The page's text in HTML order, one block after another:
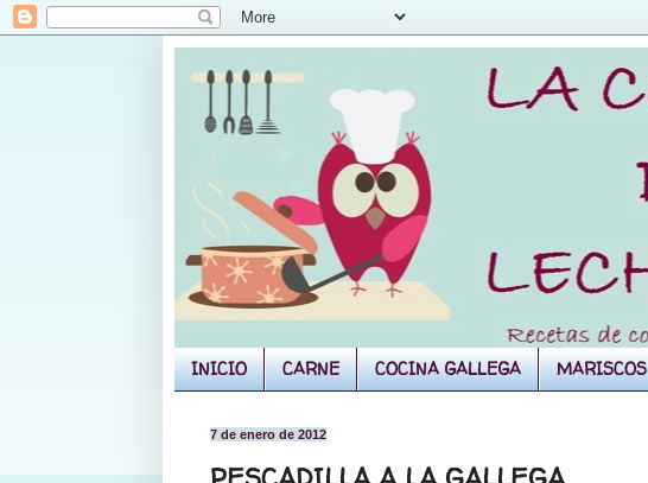
INICIO CARNE COCINA GALLEGA MARISCOS
7 de enero de 2012